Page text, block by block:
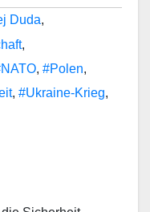
Duda,
,
, #Polen,
, #Ukraine-Krieg,